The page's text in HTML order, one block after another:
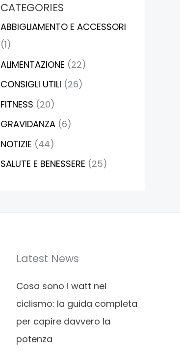
CATEGORIES
ABBIGLIAMENTO E ACCESSORI
(1)
ALIMENTAZIONE (22)
CONSIGLI UTILI (26)
FITNESS (20)
GRAVIDANZA (6)
NOTIZIE (44)
SALUTE E BENESSERE (25)
Latest News
Cosa sono i watt nel
ciclismo: la guida completa
per capire davvero la
potenza